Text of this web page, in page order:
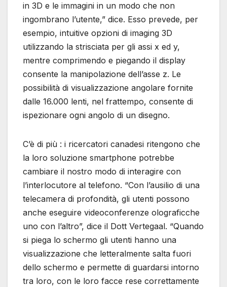
in 3D e le immagini in un modo che non
ingombrano l’utente,” dice. Esso prevede, per
esempio, intuitive opzioni di imaging 3D
utilizzando la strisciata per gli assi x ed y,
mentre comprimendo e piegando il display
consente la manipolazione dell’asse z. Le
possibilità di visualizzazione angolare fornite
dalle 16.000 lenti, nel frattempo, consente di
ispezionare ogni angolo di un disegno.
C’è di più : i ricercatori canadesi ritengono che
la loro soluzione smartphone potrebbe
cambiare il nostro modo di interagire con
l’interlocutore al telefono. “Con l’ausilio di una
telecamera di profondità, gli utenti possono
anche eseguire videoconferenze olograficche
uno con l’altro”, dice il Dott Vertegaal. “Quando
si piega lo schermo gli utenti hanno una
visualizzazione che letteralmente salta fuori
dello schermo e permette di guardarsi intorno
tra loro, con le loro facce rese correttamente